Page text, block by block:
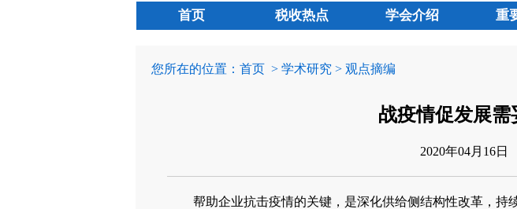
首页 税收热点 学会介绍 重
您所在的位置： 首页 > 学术研究 > 观点摘编
战疫情促发展
2020年04月16日
帮助企业抗击疫情的关键，是深化供给侧结构性改革，持